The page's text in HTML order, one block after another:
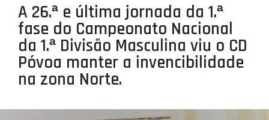
LIGA BETCLIC FEMININA
A 26.ª e última jornada da 1.ª
fase do Campeonato Nacional
da 1.ª Divisão Masculina viu o CD
Póvoa manter a invencibilidade
na zona Norte.